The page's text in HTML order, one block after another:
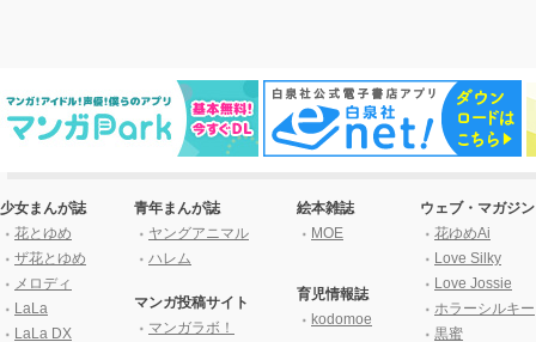
少女まんが誌
花とゆめ
ザ花とゆめ
メロディ
LaLa
LaLa DX
青年まんが誌
ヤングアニマル
ハレム
マンガ投稿サイト
マンガラボ！
絵本雑誌
MOE
育児情報誌
kodomoe
ウェブ・マガジン
花ゆめAi
Love Silky
Love Jossie
ホラーシルキー
黒蜜